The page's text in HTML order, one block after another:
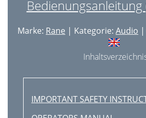
Bedienungsanleitung
Marke: Rane | Kategorie: Audio
IMPORTANT SAFETY